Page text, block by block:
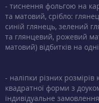
- тиснення фольгою на
та матовий, срібло:
синій глянець, зелений
та глянцевий, рожевий
матовий) відбитків на
- наліпки різних розмірів
квадратної форми з
індивідуальне